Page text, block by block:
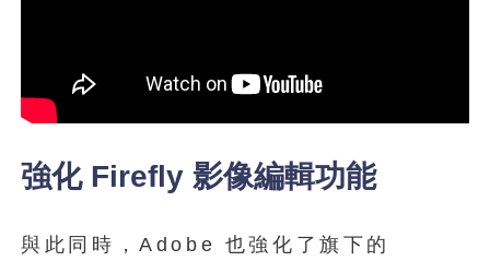
強化 Firefly 影像編輯功能
與此同時，Adobe 也強化了旗下的